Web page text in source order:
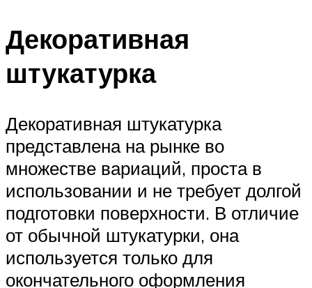
Декоративная
штукатурка
Декоративная штукатурка
представлена на рынке во
множестве вариаций, проста в
использовании и не требует долгой
подготовки поверхности. В отличие
от обычной штукатурки, она
используется только для
окончательного оформления